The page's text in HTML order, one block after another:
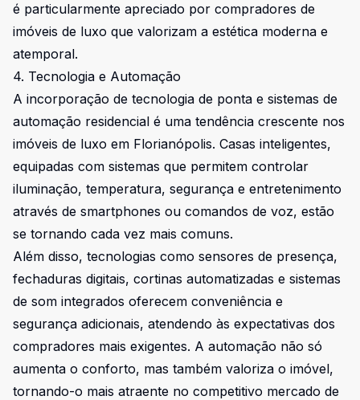
é particularmente apreciado por compradores de
imóveis de luxo que valorizam a estética moderna e
atemporal.
4. Tecnologia e Automação
A incorporação de tecnologia de ponta e sistemas de
automação residencial é uma tendência crescente nos
imóveis de luxo em Florianópolis. Casas inteligentes,
equipadas com sistemas que permitem controlar
iluminação, temperatura, segurança e entretenimento
através de smartphones ou comandos de voz, estão
se tornando cada vez mais comuns.
Além disso, tecnologias como sensores de presença,
fechaduras digitais, cortinas automatizadas e sistemas
de som integrados oferecem conveniência e
segurança adicionais, atendendo às expectativas dos
compradores mais exigentes. A automação não só
aumenta o conforto, mas também valoriza o imóvel,
tornando-o mais atraente no competitivo mercado de